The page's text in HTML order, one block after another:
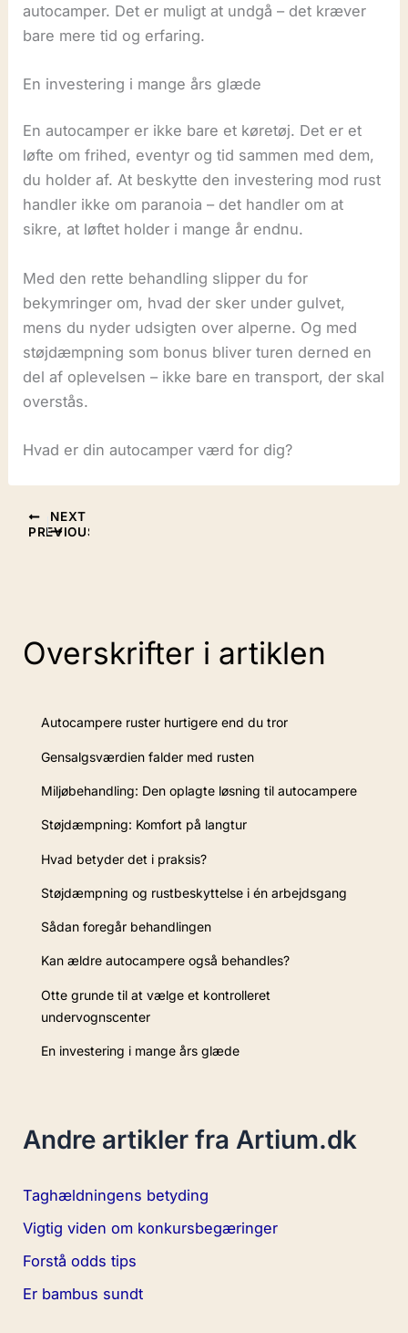
autocamper. Det er muligt at undgå – det kræver
bare mere tid og erfaring.
En investering i mange års glæde
En autocamper er ikke bare et køretøj. Det er et
løfte om frihed, eventyr og tid sammen med dem,
du holder af. At beskytte den investering mod rust
handler ikke om paranoia – det handler om at
sikre, at løftet holder i mange år endnu.
Med den rette behandling slipper du for
bekymringer om, hvad der sker under gulvet,
mens du nyder udsigten over alperne. Og med
støjdæmpning som bonus bliver turen derned en
del af oplevelsen – ikke bare en transport, der skal
overstås.
Hvad er din autocamper værd for dig?
PREVIOUS
NEXT
Overskrifter i artiklen
Autocampere ruster hurtigere end du tror
Gensalgsværdien falder med rusten
Miljøbehandling: Den oplagte løsning til autocampere
Støjdæmpning: Komfort på langtur
Hvad betyder det i praksis?
Støjdæmpning og rustbeskyttelse i én arbejdsgang
Sådan foregår behandlingen
Kan ældre autocampere også behandles?
Otte grunde til at vælge et kontrolleret
undervognscenter
En investering i mange års glæde
Andre artikler fra Artium.dk
Taghældningens betyding
Vigtig viden om konkursbegæringer
Forstå odds tips
Er bambus sundt